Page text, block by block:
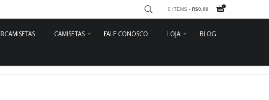
0 ITEMS - R$0,00
RCAMISETAS CAMISETAS
Lênin
FALE CONOSCO LOJA
Carrinho
BLOG